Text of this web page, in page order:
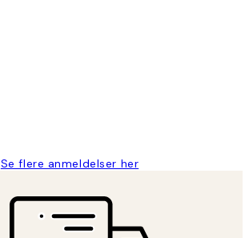
Se flere anmeldelser her